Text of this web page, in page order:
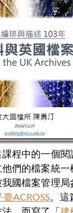
程中的一個閱
們的檔案統
國檔案管理局
ACROSS。這